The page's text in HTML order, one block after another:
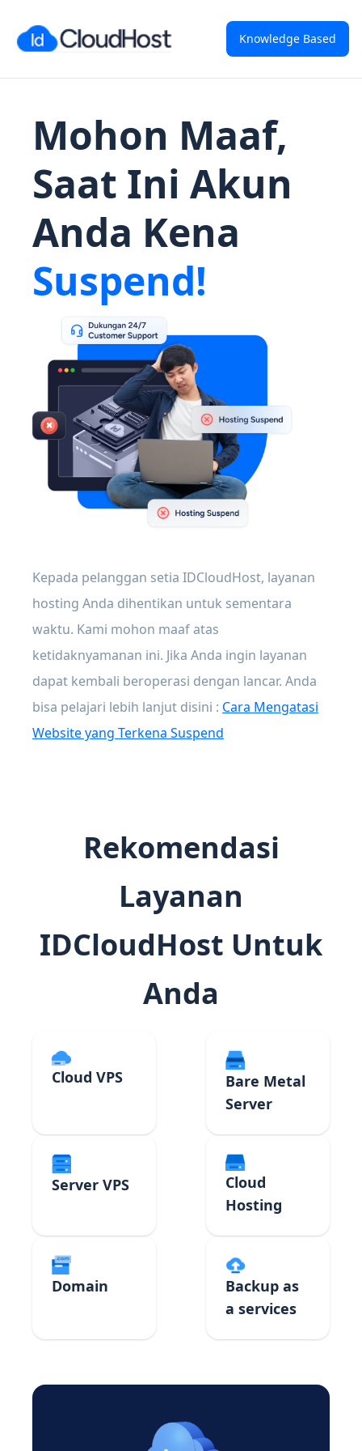
Knowledge Based
Mohon Maaf,
Saat Ini Akun
Anda Kena
Suspend!
Kepada pelanggan setia IDCloudHost, layanan
hosting Anda dihentikan untuk sementara
waktu. Kami mohon maaf atas
ketidaknyamanan ini. Jika Anda ingin layanan
dapat kembali beroperasi dengan lancar. Anda
bisa pelajari lebih lanjut disini : Cara Mengatasi
Website yang Terkena Suspend
Rekomendasi
Layanan
IDCloudHost Untuk
Anda
Cloud VPS
Bare Metal
Server
Server VPS
Cloud
Hosting
Domain
Backup as
a services